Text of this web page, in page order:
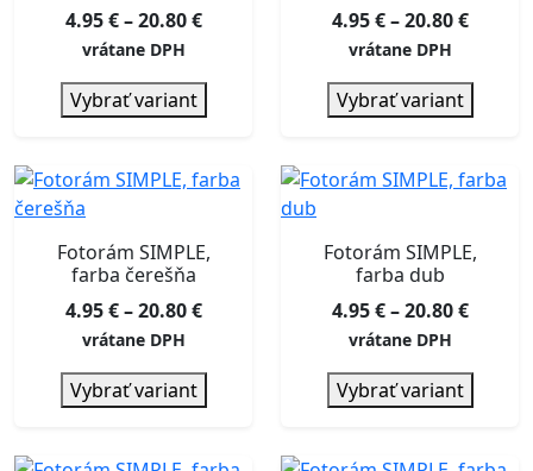
4.95€ – 20.80€Price
4.95 €
vrátane DPH
Vybrať variant
4.95€ – 20.80€Price
4.95 €
vrátane DPH
Vybrať variant
Fotorám SIMPLE,
farba čerešňa
4.95€ – 20.80€Price
4.95 €
vrátane DPH
Vybrať variant
Fotorám SIMPLE,
farba dub
4.95€ – 20.80€Price
4.95 €
vrátane DPH
Vybrať variant